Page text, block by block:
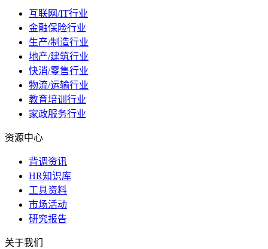
互联网/IT行业
金融保险行业
生产/制造行业
地产/建筑行业
快消/零售行业
物流/运输行业
教育培训行业
家政服务行业
资源中心
背调资讯
HR知识库
工具资料
市场活动
研究报告
关于我们